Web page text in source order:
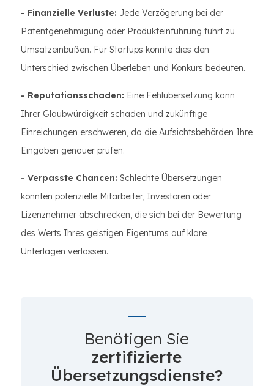
- Finanzielle Verluste: Jede Verzögerung bei der
Patentgenehmigung oder Produkteinführung führt zu
Umsatzeinbußen. Für Startups könnte dies den
Unterschied zwischen Überleben und Konkurs bedeuten.
- Reputationsschaden: Eine Fehlübersetzung kann
Ihrer Glaubwürdigkeit schaden und zukünftige
Einreichungen erschweren, da die Aufsichtsbehörden Ihre
Eingaben genauer prüfen.
- Verpasste Chancen: Schlechte Übersetzungen
könnten potenzielle Mitarbeiter, Investoren oder
Lizenznehmer abschrecken, die sich bei der Bewertung
des Werts Ihres geistigen Eigentums auf klare
Unterlagen verlassen.
Benötigen Sie
zertifizierte
Übersetzungsdienste?